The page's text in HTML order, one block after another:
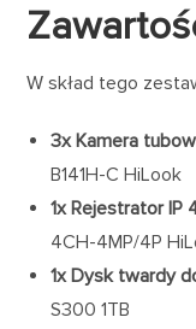
W skład tego
3x Kamera
B141H-C HiLook
1x Rejestrator IP
4CH-4MP/4P
1x Dysk twardy
S300 1TB